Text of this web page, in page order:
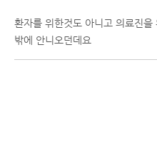
환자를 위한것도 아니고 의료진
밖에 안니오던데요